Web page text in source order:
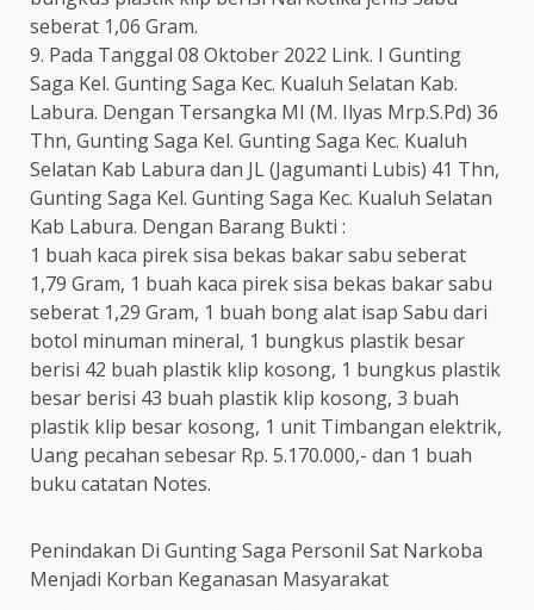
seberat 1,06 Gram.
9. Pada Tanggal 08 Oktober 2022 Link. I Gunting
Saga Kel. Gunting Saga Kec. Kualuh Selatan Kab.
Labura. Dengan Tersangka MI (M. Ilyas Mrp.S.Pd) 36
Thn, Gunting Saga Kel. Gunting Saga Kec. Kualuh
Selatan Kab Labura dan JL (Jagumanti Lubis) 41 Thn,
Gunting Saga Kel. Gunting Saga Kec. Kualuh Selatan
Kab Labura. Dengan Barang Bukti :
1 buah kaca pirek sisa bekas bakar sabu seberat
1,79 Gram, 1 buah kaca pirek sisa bekas bakar sabu
seberat 1,29 Gram, 1 buah bong alat isap Sabu dari
botol minuman mineral, 1 bungkus plastik besar
berisi 42 buah plastik klip kosong, 1 bungkus plastik
besar berisi 43 buah plastik klip kosong, 3 buah
plastik klip besar kosong, 1 unit Timbangan elektrik,
Uang pecahan sebesar Rp. 5.170.000,- dan 1 buah
buku catatan Notes.
Penindakan Di Gunting Saga Personil Sat Narkoba
Menjadi Korban Keganasan Masyarakat